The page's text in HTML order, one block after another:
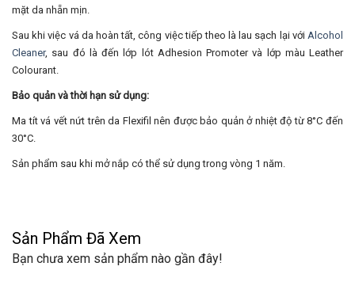
mặt da nhẵn mịn.
Sau khi việc vá da hoàn tất, công việc tiếp theo là lau sạch lại với Alcohol
Cleaner, sau đó là đến lớp lót Adhesion Promoter và lớp màu Leather
Colourant.
Bảo quản và thời hạn sử dụng:
Ma tít vá vết nứt trên da Flexifil nên được bảo quản ở nhiệt độ từ 8°C đến
30°C.
Sản phẩm sau khi mở nắp có thể sử dụng trong vòng 1 năm.
Sản Phẩm Đã Xem
Bạn chưa xem sản phẩm nào gần đây!